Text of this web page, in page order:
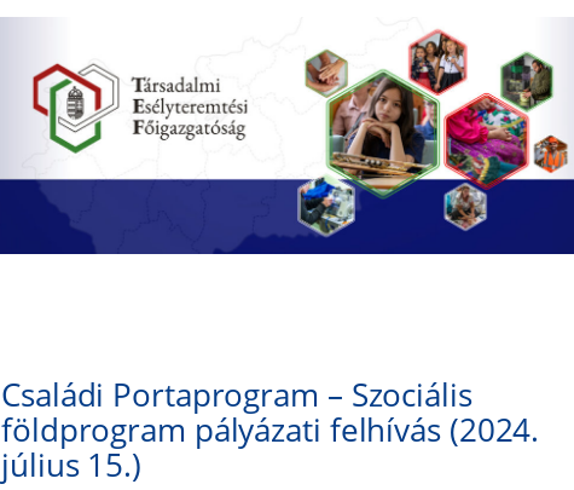
Családi Portaprogram – Szociális
földprogram pályázati felhívás (2024.
július 15.)